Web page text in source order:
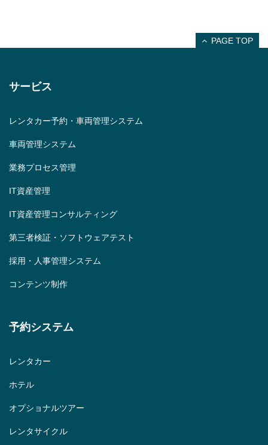
PAGE TOP
サービス
レンタカー予約・車両管理システム
車両管理システム
業務プロセス管理
IT資産管理
IT資産管理コンサルティング
第三者検証・ソフトウェアテスト
採用・人事管理システム
コンテンツ制作
予約システム
レンタカー
ホテル
オプショナルツアー
レンタサイクル